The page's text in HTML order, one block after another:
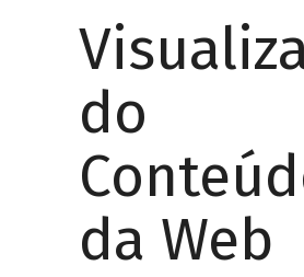
do
da Web